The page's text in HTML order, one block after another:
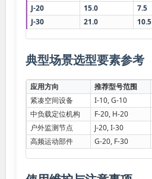
J-20
15.0 7.5
J-30
21.0 10.5
典型场景选型要素参考
应用方向 推荐型号范围
紧凑空间设备
I-10, G-10
中负载定位机构
F-20, H-20
户外监测节点
J-20, I-30
高频运动部件
G-20, F-30